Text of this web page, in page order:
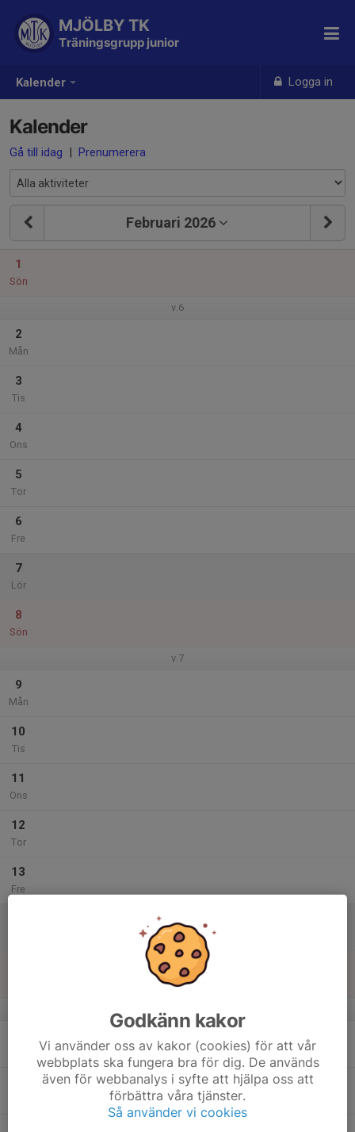
Kalender Logga in
MJÖLBY TK
Träningsgrupp junior
Kalender
Gå till idag | Prenumerera
Februari 2026
1
Sön
v.6
2
Mån
3
Tis
4
Ons
5
Tor
6
Fre
7
Lör
8
Sön
v.7
9
Mån
10
Tis
11
Ons
12
Tor
13
Fre
Godkänn kakor
Vi använder oss av kakor (cookies) för att vår
webbplats ska fungera bra för dig. De används
även för webbanalys i syfte att hjälpa oss att
förbättra våra tjänster.
Så använder vi cookies